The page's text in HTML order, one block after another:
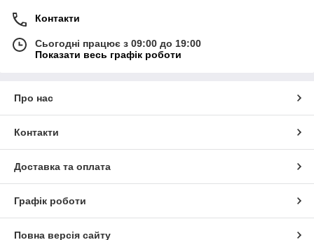
Контакти
Сьогодні працює з 09:00 до 19:00
Показати весь графік роботи
Про нас
Контакти
Доставка та оплата
Графік роботи
Повна версія сайту